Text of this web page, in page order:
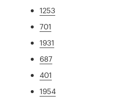
1253
701
1931
687
401
1954